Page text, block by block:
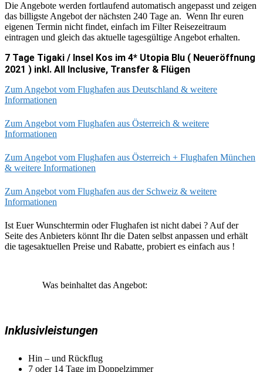
Die Angebote werden fortlaufend automatisch angepasst und zeigen
das billigste Angebot der nächsten 240 Tage an. Wenn Ihr euren
eigenen Termin nicht findet, einfach im Filter Reisezeitraum
eintragen und gleich das aktuelle tagesgültige Angebot erhalten.
7 Tage Tigaki / Insel Kos im 4* Utopia Blu ( Neueröffnung
2021 ) inkl. All Inclusive, Transfer & Flügen
Zum Angebot vom Flughafen aus Deutschland & weitere
Informationen
Zum Angebot vom Flughafen aus Österreich & weitere
Informationen
Zum Angebot vom Flughafen aus Österreich + Flughafen München
& weitere Informationen
Zum Angebot vom Flughafen aus der Schweiz & weitere
Informationen
Ist Euer Wunschtermin oder Flughafen ist nicht dabei ? Auf der
Seite des Anbieters könnt Ihr die Daten selbst anpassen und erhält
die tagesaktuellen Preise und Rabatte, probiert es einfach aus !
Was beinhaltet das Angebot:
Inklusivleistungen
Hin – und Rückflug
7 oder 14 Tage im Doppelzimmer